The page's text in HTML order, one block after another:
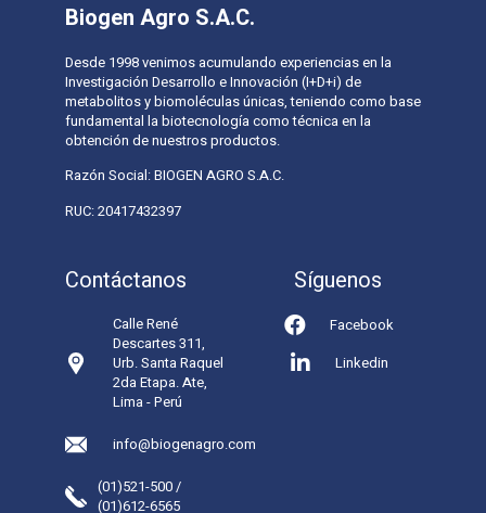
Biogen Agro S.A.C.
Desde 1998 venimos acumulando experiencias en la
Investigación Desarrollo e Innovación (I+D+i) de
metabolitos y biomoléculas únicas, teniendo como base
fundamental la biotecnología como técnica en la
obtención de nuestros productos.
Razón Social: BIOGEN AGRO S.A.C.
RUC: 20417432397
Contáctanos
Calle René
Descartes 311,
Urb. Santa Raquel
2da Etapa. Ate,
Lima - Perú
info@biogenagro.com
(01)521-500 /
(01)612-6565
Síguenos
Facebook
Linkedin